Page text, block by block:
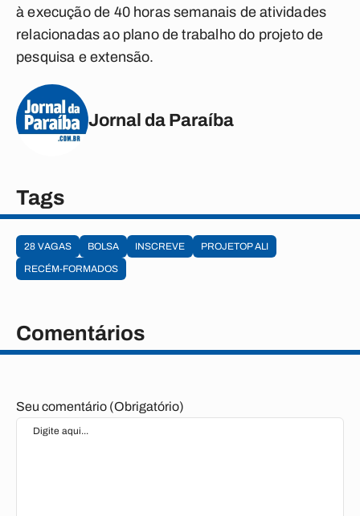
à execução de 40 horas semanais de atividades
relacionadas ao plano de trabalho do projeto de
pesquisa e extensão.
Jornal da Paraíba
Tags
28 VAGAS BOLSA INSCREVE
PROJETOP ALI
RECÉM-FORMADOS
Comentários
Seu comentário (Obrigatório)